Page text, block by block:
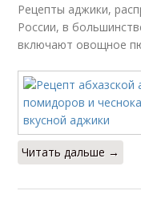
Рецепты аджики,
России, в
включают овощное
Читать дальше →